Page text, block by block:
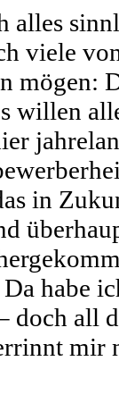
alles
viele
mögen:
willen
in
habe
doch all